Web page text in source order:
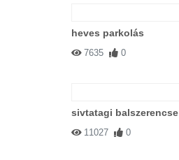
heves parkolás
7635 0
sivtatagi balszerencse
11027 0